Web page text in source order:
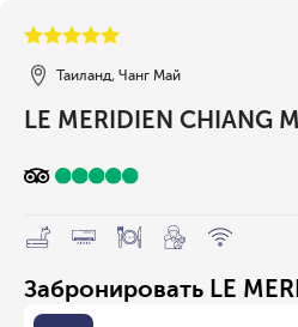
Таиланд, Чанг Май
LE MERIDIEN CHIANG
Забронировать LE